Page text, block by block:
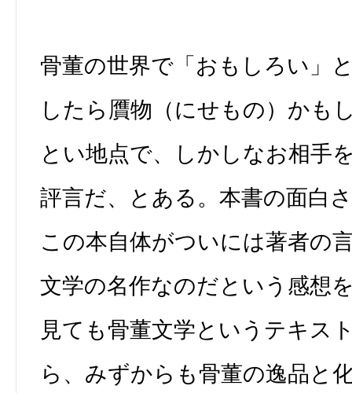
骨董の世界で「おもしろい」
したら贋物（にせもの）かも
とい地点で、しかしなお相手
評言だ、とある。本書の面白
この本自体がついには著者の
文学の名作なのだという感想
見ても骨董文学というテキス
ら、みずからも骨董の逸品と